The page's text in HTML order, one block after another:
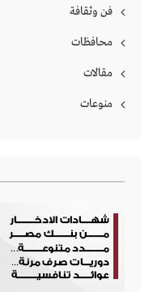
فن وثقافة
محافظات
مقالات
منوعات